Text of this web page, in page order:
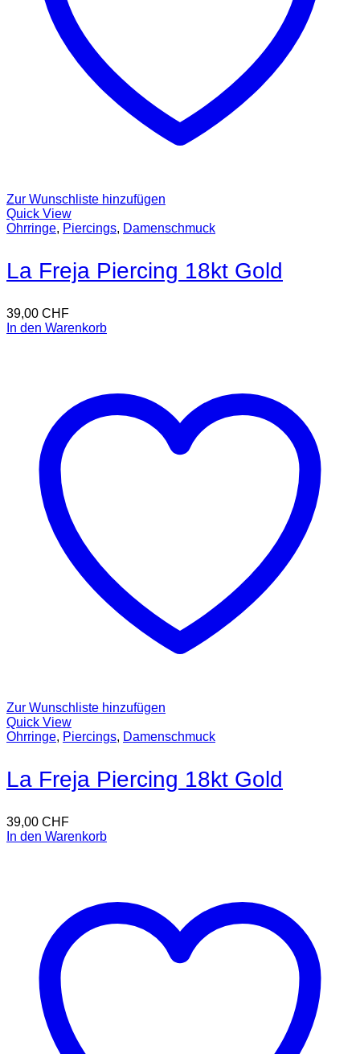
Zur Wunschliste hinzufügen
Quick View
Ohrringe, Piercings, Damenschmuck
La Freja Piercing 18kt Gold
39,00 CHF
In den Warenkorb
Zur Wunschliste hinzufügen
Quick View
Ohrringe, Piercings, Damenschmuck
La Freja Piercing 18kt Gold
39,00 CHF
In den Warenkorb